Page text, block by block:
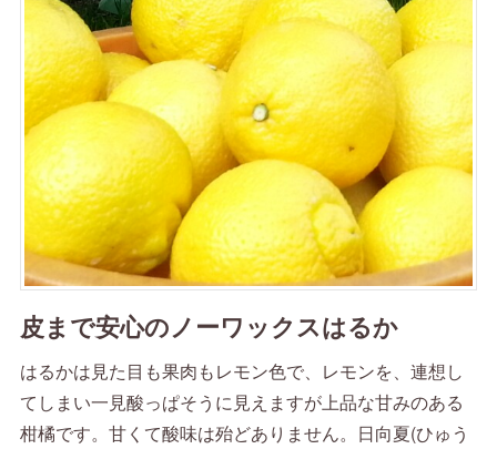
皮まで安心のノーワックスはるか
はるかは見た目も果肉もレモン色で、レモンを、連想し
てしまい一見酸っぱそうに見えますが上品な甘みのある
柑橘です。甘くて酸味は殆どありません。日向夏(ひゅう